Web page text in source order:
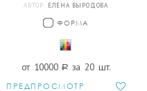
АВТОР: ЕЛЕНА ВЫРОДОВА
ФОРМА
от 10000 aза 20 шт.
ПРЕДПРОСМОТР